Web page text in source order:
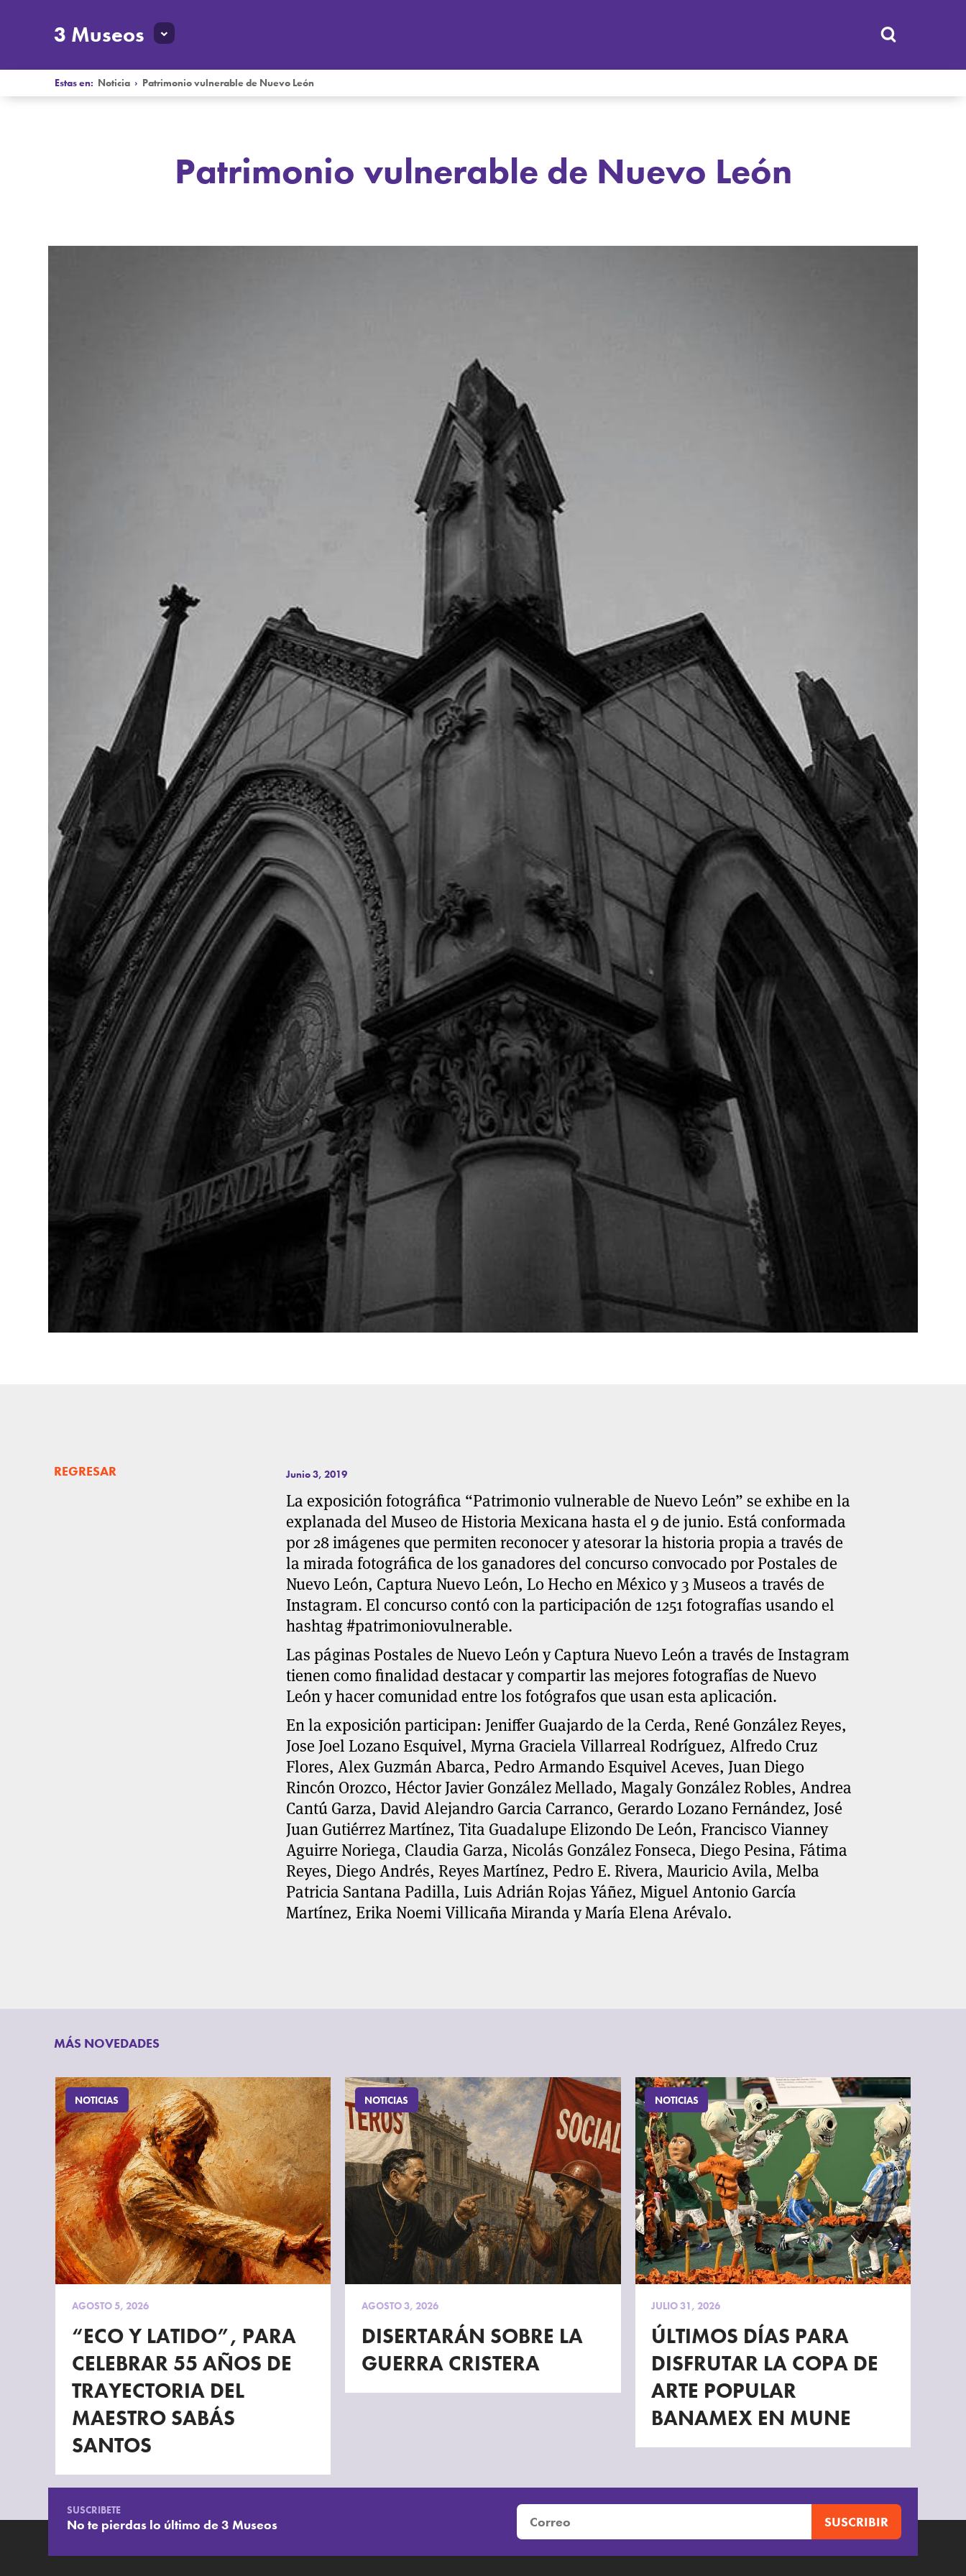
3 Museos
Estas en: Noticia › Patrimonio vulnerable de Nuevo León
Patrimonio vulnerable de Nuevo León
REGRESAR Junio 3, 2019
La exposición fotográfica “Patrimonio vulnerable de Nuevo León” se exhibe en la
explanada del Museo de Historia Mexicana hasta el 9 de junio. Está conformada
por 28 imágenes que permiten reconocer y atesorar la historia propia a través de
la mirada fotográfica de los ganadores del concurso convocado por Postales de
Nuevo León, Captura Nuevo León, Lo Hecho en México y 3 Museos a través de
Instagram. El concurso contó con la participación de 1251 fotografías usando el
hashtag #patrimoniovulnerable.
Las páginas Postales de Nuevo León y Captura Nuevo León a través de Instagram
tienen como finalidad destacar y compartir las mejores fotografías de Nuevo
León y hacer comunidad entre los fotógrafos que usan esta aplicación.
En la exposición participan: Jeniffer Guajardo de la Cerda, René González Reyes,
Jose Joel Lozano Esquivel, Myrna Graciela Villarreal Rodríguez, Alfredo Cruz
Flores, Alex Guzmán Abarca, Pedro Armando Esquivel Aceves, Juan Diego
Rincón Orozco, Héctor Javier González Mellado, Magaly González Robles, Andrea
Cantú Garza, David Alejandro Garcia Carranco, Gerardo Lozano Fernández, José
Juan Gutiérrez Martínez, Tita Guadalupe Elizondo De León, Francisco Vianney
Aguirre Noriega, Claudia Garza, Nicolás González Fonseca, Diego Pesina, Fátima
Reyes, Diego Andrés, Reyes Martínez, Pedro E. Rivera, Mauricio Avila, Melba
Patricia Santana Padilla, Luis Adrián Rojas Yáñez, Miguel Antonio García
Martínez, Erika Noemi Villicaña Miranda y María Elena Arévalo.
MÁS NOVEDADES
NOTICIAS
AGOSTO 5, 2026
“ECO Y LATIDO”, PARA
CELEBRAR 55 AÑOS DE
TRAYECTORIA DEL
MAESTRO SABÁS
SANTOS
NOTICIAS
AGOSTO 3, 2026
DISERTARÁN SOBRE LA
GUERRA CRISTERA
NOTICIAS
JULIO 31, 2026
ÚLTIMOS DÍAS PARA
DISFRUTAR LA COPA DE
ARTE POPULAR
BANAMEX EN MUNE
SUSCRIBETE
No te pierdas lo último de 3 Museos